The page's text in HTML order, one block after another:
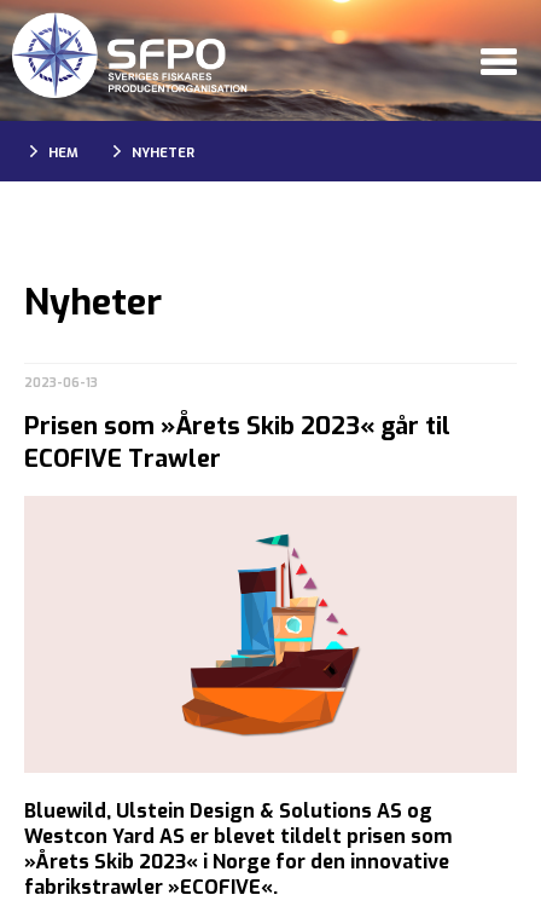
HEM NYHETER
Nyheter
2023-06-13
Prisen som »Årets Skib 2023« går til
ECOFIVE Trawler
Bluewild, Ulstein Design & Solutions AS og
Westcon Yard AS er blevet tildelt prisen som
»Årets Skib 2023« i Norge for den innovative
fabrikstrawler »ECOFIVE«.